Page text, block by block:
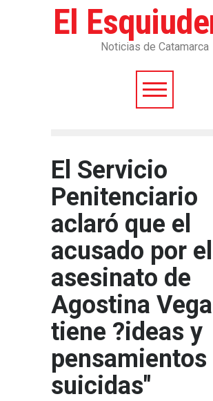
El
Noticias de Catamarca
El Servicio
Penitenciario
aclaró que el
acusado por el
asesinato de
Agostina Vega
tiene ?ideas y
pensamientos
suicidas"